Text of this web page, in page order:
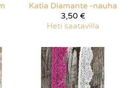
Katia Diamante -nauha
3,50 €
Heti saatavilla